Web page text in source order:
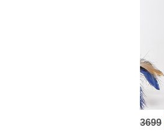
3699